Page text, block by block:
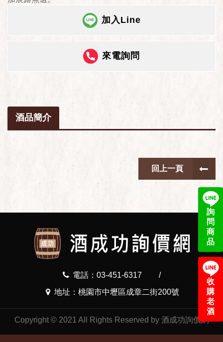
詢
問
商
品
收
購
老
酒
加入Line
來電詢問
酒品簡介
回上一頁
電話：03-451-6317
/
地址：桃園市中壢區成章二街200號
Copyright © 2021 All Rights Reserved by 酒成功詢價網